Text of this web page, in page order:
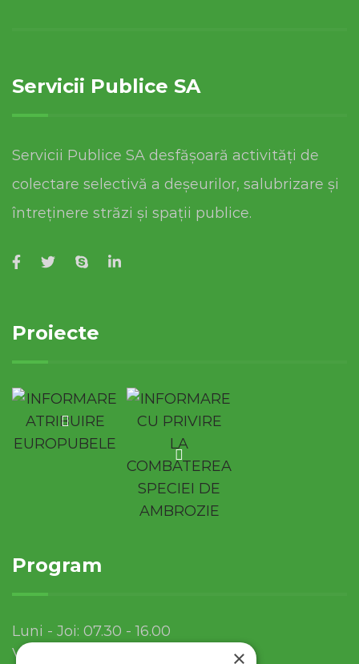
Servicii Publice SA
Servicii Publice SA desfășoară activități de
colectare selectivă a deșeurilor, salubrizare și
întreținere străzi și spații publice.
Proiecte
Program
Luni - Joi: 07.30 - 16.00
Vineri: 07.30 - 13.30
×